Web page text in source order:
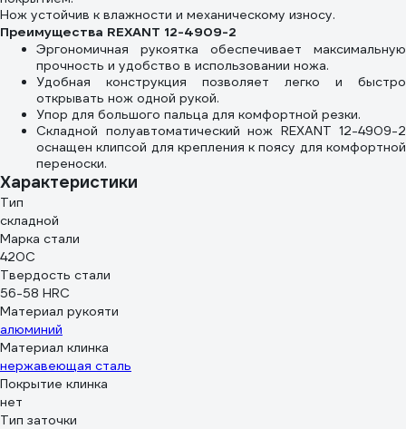
Нож устойчив к влажности и механическому износу.
Преимущества REXANT 12-4909-2
Эргономичная рукоятка обеспечивает максимальную
прочность и удобство в использовании ножа.
Удобная конструкция позволяет легко и быстро
открывать нож одной рукой.
Упор для большого пальца для комфортной резки.
Складной полуавтоматический нож REXANT 12-4909-2
оснащен клипсой для крепления к поясу для комфортной
переноски.
Характеристики
Тип
складной
Марка стали
420С
Твердость стали
56-58 HRC
Материал рукояти
алюминий
Материал клинка
нержавеющая сталь
Покрытие клинка
нет
Тип заточки